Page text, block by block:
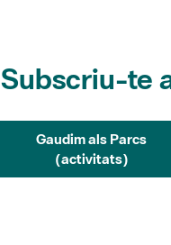
Subscriu-te
Gaudim als Parcs
(activitats)